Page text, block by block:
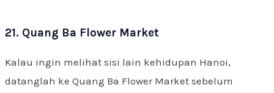
21. Quang Ba Flower Market
Kalau ingin melihat sisi lain kehidupan Hanoi,
datanglah ke Quang Ba Flower Market sebelum